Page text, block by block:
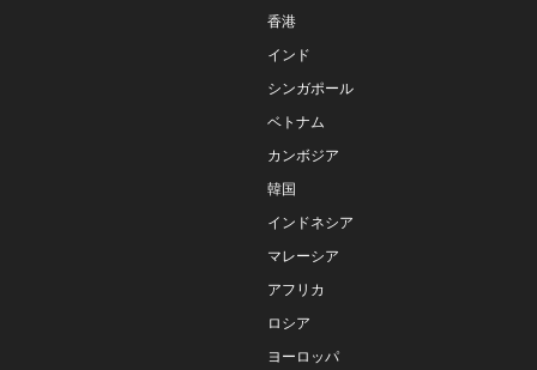
香港
インド
シンガポール
ベトナム
カンボジア
韓国
インドネシア
マレーシア
アフリカ
ロシア
ヨーロッパ